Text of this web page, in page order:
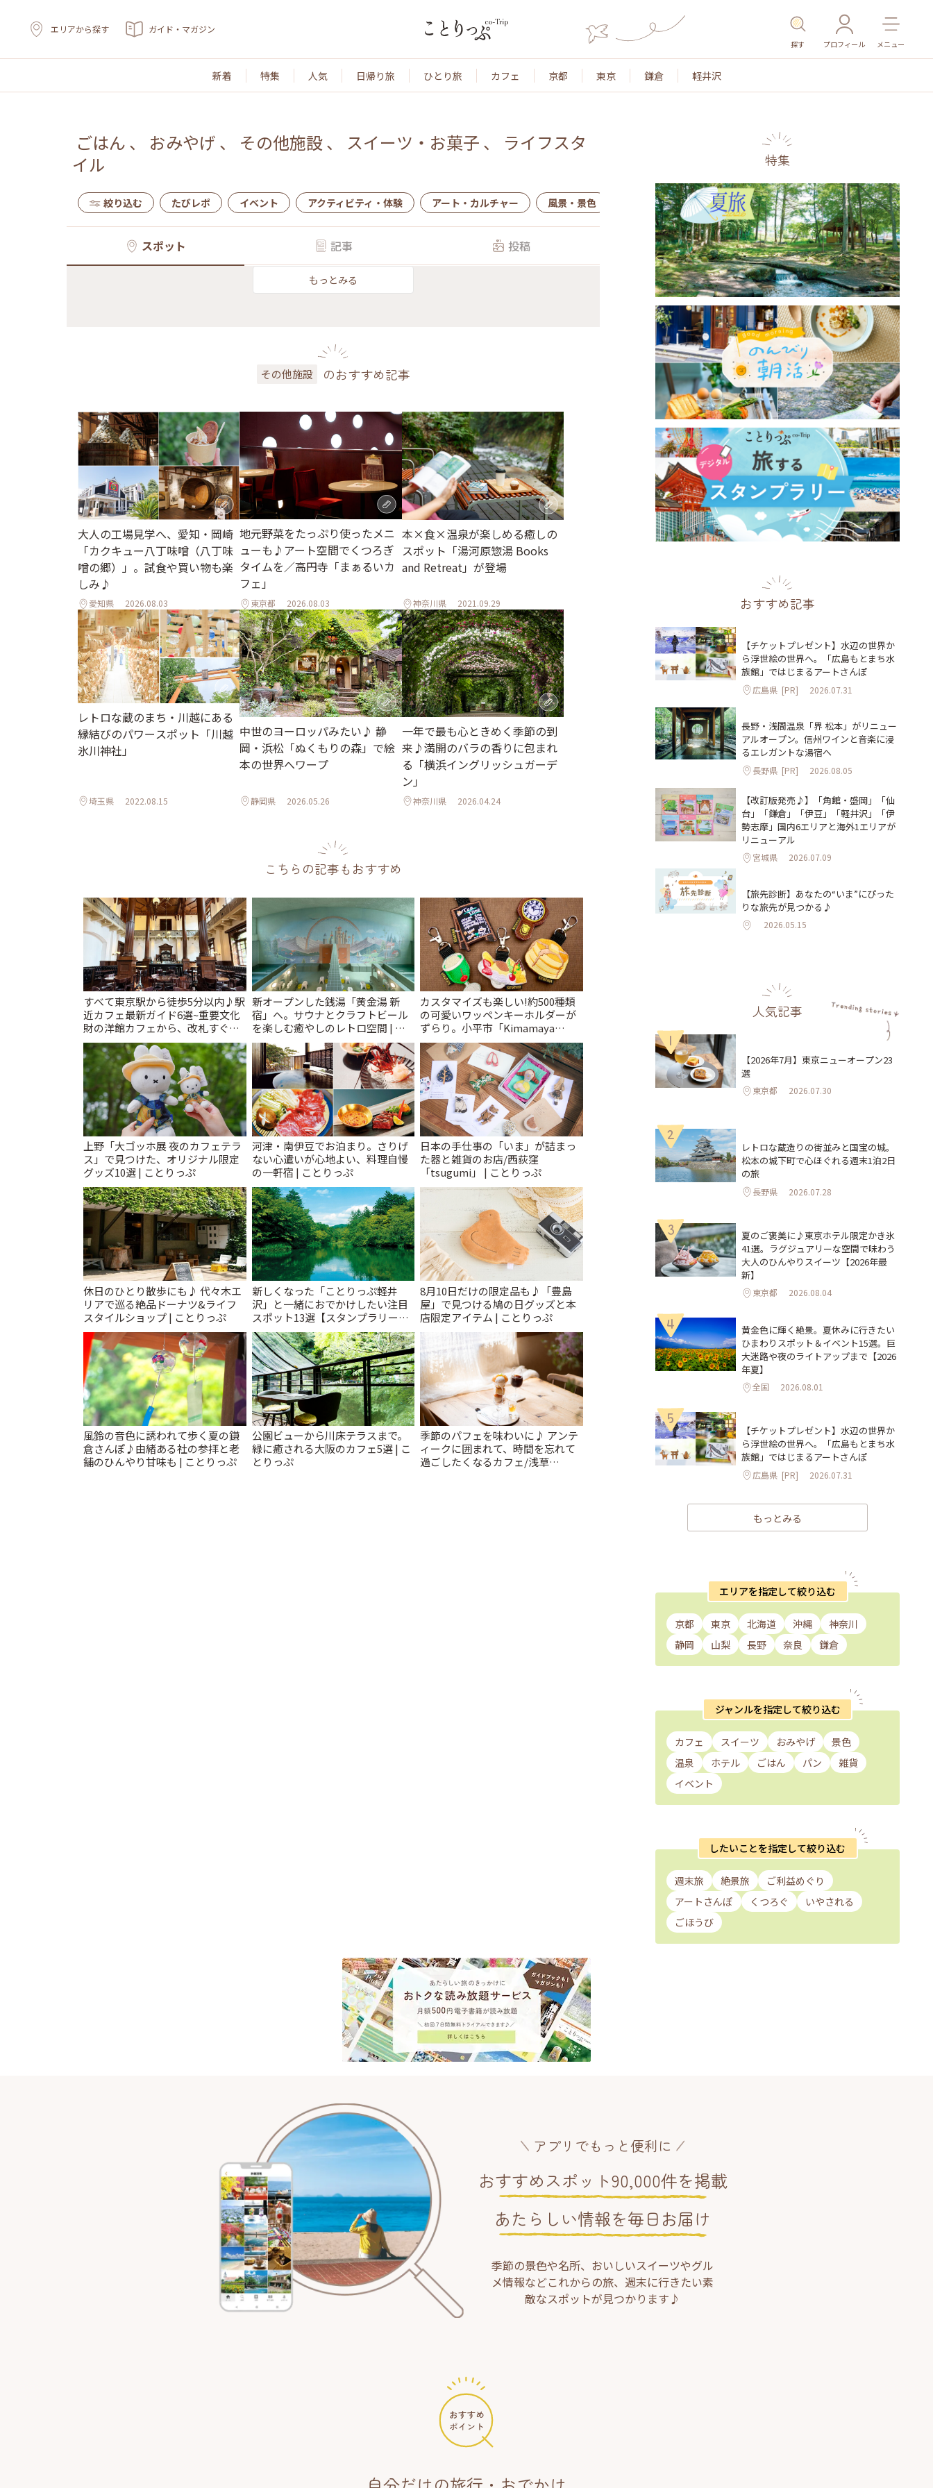
エリアから探す ガイド・マガジン
探す プロフィール メニュー
新着 特集 人気 日帰り旅 ひとり旅 カフェ 京都 東京 鎌倉 軽井沢
ごはん 、 おみやげ 、 その他施設、 スイーツ・お菓子 、 ライフスタ
イル
絞り込む たびレポ イベント アクティビティ・体験 アート・カルチャー 風景・景色 名所・旧跡 温泉・スパ その他施設 ごはん
スポット 記事 投稿
もっとみる
その他施設 のおすすめ記事
大人の工場見学へ、愛知・岡崎
「カクキュー八丁味噌（八丁味
噌の郷）」。試食や買い物も楽
しみ♪
愛知県 2026.08.03
地元野菜をたっぷり使ったメニ
ューも♪アート空間でくつろぎ
タイムを／高円寺「まぁるいカ
フェ」
東京都 2026.08.03
本×食×温泉が楽しめる癒しの
スポット「湯河原惣湯 Books
and Retreat」が登場
神奈川県 2021.09.29
レトロな蔵のまち・川越にある
縁結びのパワースポット「川越
氷川神社」
埼玉県 2022.08.15
中世のヨーロッパみたい♪ 静
岡・浜松「ぬくもりの森」で絵
本の世界へワープ
静岡県 2026.05.26
一年で最も心ときめく季節の到
来♪満開のバラの香りに包まれ
る「横浜イングリッシュガーデ
ン」
神奈川県 2026.04.24
こちらの記事もおすすめ
すべて東京駅から徒歩5分以内♪駅
近カフェ最新ガイド6選~重要文化
財の洋館カフェから、改札すぐの
レトロ喫茶まで~ | ことりっぷ
新オープンした銭湯「黄金湯 新
宿」へ。サウナとクラフトビール
を楽しむ癒やしのレトロ空間 | こ
とりっぷ
カスタマイズも楽しい!約500種類
の可愛いワッペンキーホルダーが
ずらり。小平市「Kimamaya
T&K」 | ことりっぷ
上野「大ゴッホ展 夜のカフェテラ
ス」で見つけた、オリジナル限定
グッズ10選 | ことりっぷ
河津・南伊豆でお泊まり。さりげ
ない心遣いが心地よい、料理自慢
の一軒宿 | ことりっぷ
日本の手仕事の「いま」が詰まっ
た器と雑貨のお店/西荻窪
「tsugumi」 | ことりっぷ
休日のひとり散歩にも♪ 代々木エ
リアで巡る絶品ドーナツ&ライフ
スタイルショップ | ことりっぷ
新しくなった「ことりっぷ軽井
沢」と一緒におでかけしたい注目
スポット13選【スタンプラリー開
催中】 | ことりっぷ
8月10日だけの限定品も♪「豊島
屋」で見つける鳩の日グッズと本
店限定アイテム | ことりっぷ
風鈴の音色に誘われて歩く夏の鎌
倉さんぽ♪由緒ある社の参拝と老
舗のひんやり甘味も | ことりっぷ
公園ビューから川床テラスまで。
緑に癒される大阪のカフェ5選 | こ
とりっぷ
季節のパフェを味わいに♪ アンテ
ィークに囲まれて、時間を忘れて
過ごしたくなるカフェ/浅草
特集
おすすめ記事
【チケットプレゼント】水辺の世界か
ら浮世絵の世界へ。「広島もとまち水
族館」ではじまるアートさんぽ
広島県 [PR] 2026.07.31
長野・浅間温泉「界 松本」がリニュー
アルオープン。信州ワインと音楽に浸
るエレガントな湯宿へ
長野県 [PR] 2026.08.05
【改訂版発売♪】「角館・盛岡」「仙
台」「鎌倉」「伊豆」「軽井沢」「伊
勢志摩」国内6エリアと海外1エリアが
リニューアル
宮城県 2026.07.09
【旅先診断】あなたの“いま”にぴった
りな旅先が見つかる♪
2026.05.15
人気記事
1
【2026年7月】東京ニューオープン23
選
東京都 2026.07.30
2
レトロな蔵造りの街並みと国宝の城。
松本の城下町で心ほぐれる週末1泊2日
の旅
長野県 2026.07.28
3
夏のご褒美に♪東京ホテル限定かき氷
41選。ラグジュアリーな空間で味わう
大人のひんやりスイーツ【2026年最
新】
東京都 2026.08.04
4
黄金色に輝く絶景。夏休みに行きたい
ひまわりスポット＆イベント15選。巨
大迷路や夜のライトアップまで【2026
年夏】
全国 2026.08.01
5
【チケットプレゼント】水辺の世界か
ら浮世絵の世界へ。「広島もとまち水
族館」ではじまるアートさんぽ
広島県 [PR] 2026.07.31
もっとみる
エリアを指定して絞り込む
京都 東京 北海道 沖縄
神奈川
静岡
山梨 長野 奈良 鎌倉
ジャンルを指定して絞り込む
カフェ スイーツ おみやげ
景色
温泉
ホテル ごはん パン
雑貨
イベント
したいことを指定して絞り込む
週末旅 絶景旅
ご利益めぐり
アートさんぽ
くつろぐ
いやされる
ごほうび
アプリでもっと便利に
おすすめスポット90,000件を掲載
あたらしい情報を毎日お届け
季節の景色や名所、おいしいスイーツやグル
メ情報などこれからの旅、週末に行きたい素
敵なスポットが見つかります♪